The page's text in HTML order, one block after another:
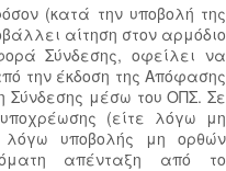
(κατά την υποβολή της
αίτηση στον αρμόδιο
Σύνδεσης, οφείλει να
την έκδοση της Απόφασης
μέσω του ΟΠΣ. Σε
(είτε λόγω μη
λόγω υποβολής μη ορθών
απένταξη από το